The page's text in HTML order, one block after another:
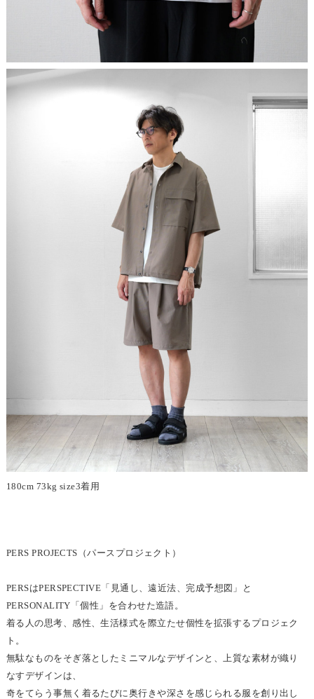
180cm 73kg size3着用
PERS PROJECTS（パースプロジェクト）
PERSはPERSPECTIVE「見通し、遠近法、完成予想図」と
PERSONALITY「個性」を合わせた造語。
着る人の思考、感性、生活様式を際立たせ個性を拡張するプロジェク
ト。
無駄なものをそぎ落としたミニマルなデザインと、上質な素材が織り
なすデザインは、
奇をてらう事無く着るたびに奥行きや深さを感じられる服を創り出し